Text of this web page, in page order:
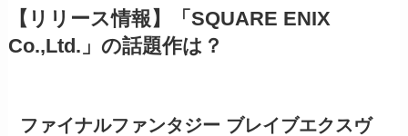
【リリース情報】「SQUARE ENIX
Co.,Ltd.」の話題作は？
ファイナルファンタジー ブレイブエクスヴ